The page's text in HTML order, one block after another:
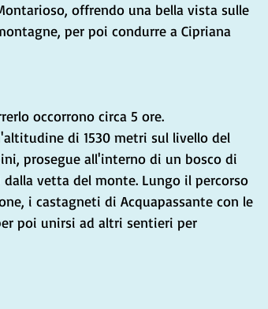
offrendo una bella vista sulle
per poi condurre a Cipriana
occorrono circa 5 ore.
di 1530 metri sul livello del
prosegue all'interno di un bosco di
vetta del monte. Lungo il percorso
i castagneti di Acquapassante con le
poi unirsi ad altri sentieri per